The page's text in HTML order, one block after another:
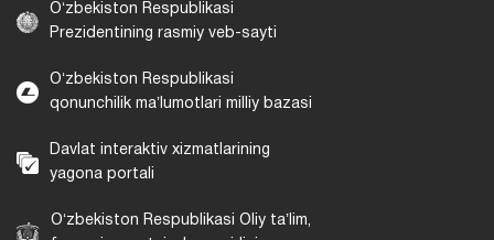
Oʻzbekiston Respublikasi
Prezidentining rasmiy veb-sayti
Oʻzbekiston Respublikasi
qonunchilik maʼlumotlari milliy bazasi
Davlat interaktiv xizmatlarining
yagona portali
Oʻzbekiston Respublikasi Oliy taʼlim,